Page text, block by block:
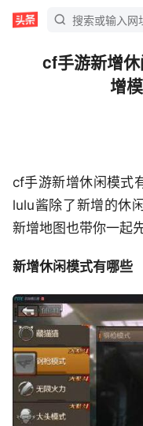
cf手游新增
增
cf手游新增休闲模式
lulu酱除了新增的休
新增地图也带你一起
新增休闲模式有哪些